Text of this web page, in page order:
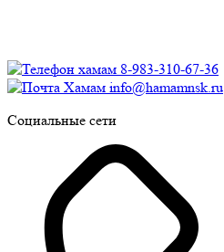
8-983-310-67-36
info@hamamnsk.ru
Социальные сети